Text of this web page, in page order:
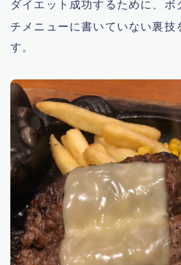
人生楽しむ方法
グルメ
男子スポーツ選手
プロフィール
プロフィール
ダイエット成功するために、ボ
チメニューに書いていない裏技
す。